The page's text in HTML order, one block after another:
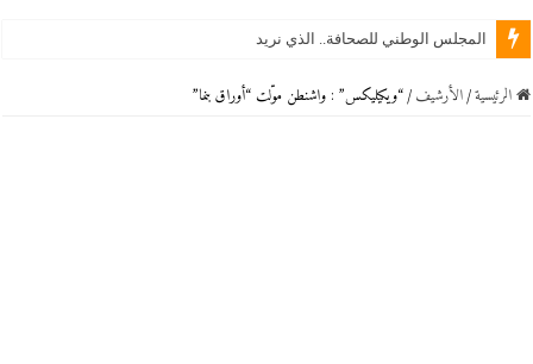
المجلس الوطني للصحافة.. الذي نريد
الرئيسية / اﻷرشيف / “ويكيليكس” : واشنطن موّلت “أوراق بنما”